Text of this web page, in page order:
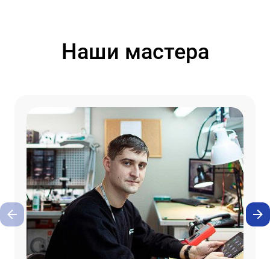
Наши мастера